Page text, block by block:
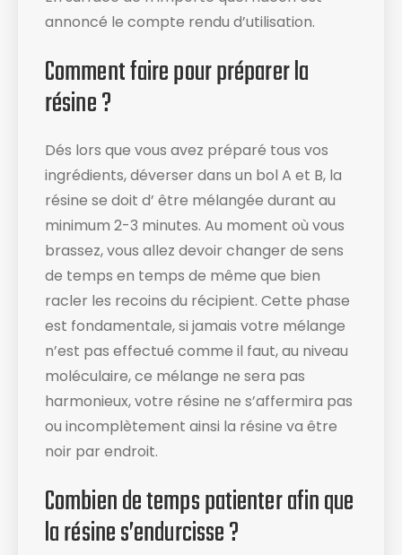
annoncé le compte rendu d’utilisation​.
Comment faire pour préparer la
résine ?
Dés lors que vous avez préparé tous vos
ingrédients, déverser dans un bol A et B, la
résine se doit d’ être mélangée durant au
minimum 2-3 minutes. Au moment où vous
brassez, vous allez devoir changer de sens
de temps en temps de même que bien
racler les recoins du récipient​. Cette phase
est fondamentale, si jamais votre mélange
n’est pas effectué comme il faut, au niveau
moléculaire, ce mélange ne sera pas
harmonieux, votre résine ne s’affermira pas
ou incomplètement ainsi la résine va être
noir par endroit.
Combien de temps patienter afin que
la résine s’endurcisse ?